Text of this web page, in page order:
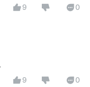
9 0
9 0